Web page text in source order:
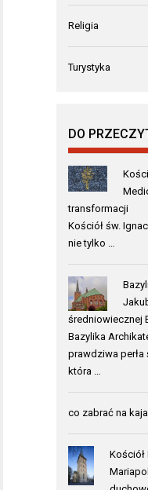
Religia
Turystyka
DO
transformacji
Kościół św.
nie tylko …
średniowiecznej
Bazylika
prawdziwa perła
która …
co zabrać na
Kościół